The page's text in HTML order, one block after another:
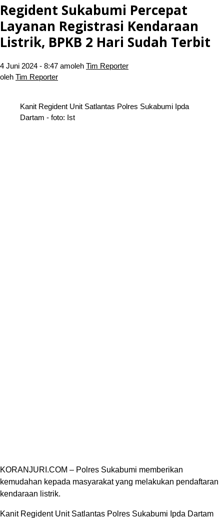
Regident Sukabumi Percepat
Layanan Registrasi Kendaraan
Listrik, BPKB 2 Hari Sudah Terbit
4 Juni 2024 - 8:47 amoleh Tim Reporter
oleh Tim Reporter
Kanit Regident Unit Satlantas Polres Sukabumi Ipda
Dartam - foto: Ist
KORANJURI.COM – Polres Sukabumi memberikan
kemudahan kepada masyarakat yang melakukan pendaftaran
kendaraan listrik.
Kanit Regident Unit Satlantas Polres Sukabumi Ipda Dartam